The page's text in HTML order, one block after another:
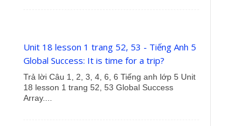
Unit 18 lesson 1 trang 52, 53 - Tiếng Anh 5
Global Success: It is time for a trip?
Trả lời Câu 1, 2, 3, 4, 6, 6 Tiếng anh lớp 5 Unit
18 lesson 1 trang 52, 53 Global Success
Array....